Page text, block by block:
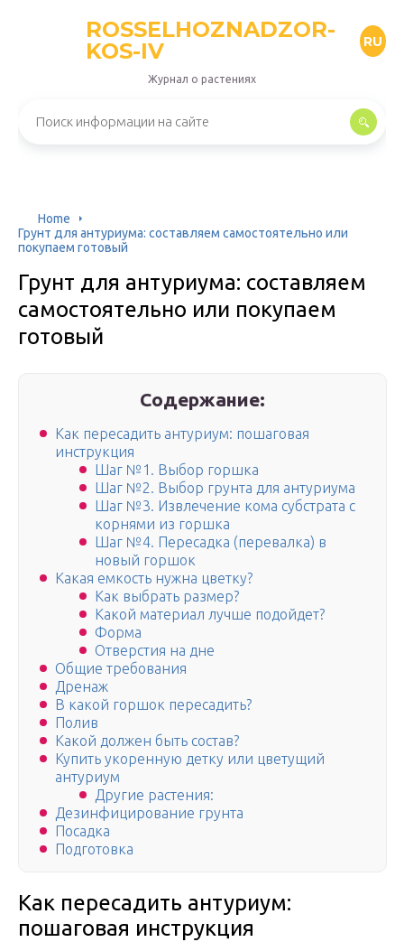
ROSSELHOZNADZOR-
KOS-IV
RU
Журнал о растениях
Home
Грунт для антуриума: составляем самостоятельно или
покупаем готовый
Грунт для антуриума: составляем
самостоятельно или покупаем
готовый
Содержание:
Как пересадить антуриум: пошаговая
инструкция
Шаг №1. Выбор горшка
Шаг №2. Выбор грунта для антуриума
Шаг №3. Извлечение кома субстрата с
корнями из горшка
Шаг №4. Пересадка (перевалка) в
новый горшок
Какая емкость нужна цветку?
Как выбрать размер?
Какой материал лучше подойдет?
Форма
Отверстия на дне
Общие требования
Дренаж
В какой горшок пересадить?
Полив
Какой должен быть состав?
Купить укоренную детку или цветущий
антуриум
Другие растения:
Дезинфицирование грунта
Посадка
Подготовка
Как пересадить антуриум:
пошаговая инструкция